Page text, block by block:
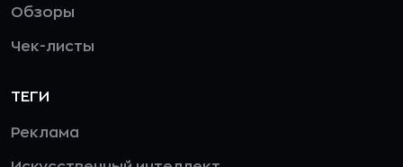
Обзоры
Чек-листы
ТЕГИ
Реклама